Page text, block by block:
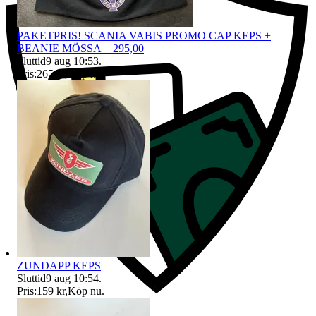
PAKETPRIS! SCANIA VABIS PROMO CAP KEPS +
BEANIE MÖSSA = 295,00
Sluttid9 aug 10:53.
Pris:265 kr
ZUNDAPP KEPS
Sluttid9 aug 10:54.
Pris:159 kr,Köp nu.